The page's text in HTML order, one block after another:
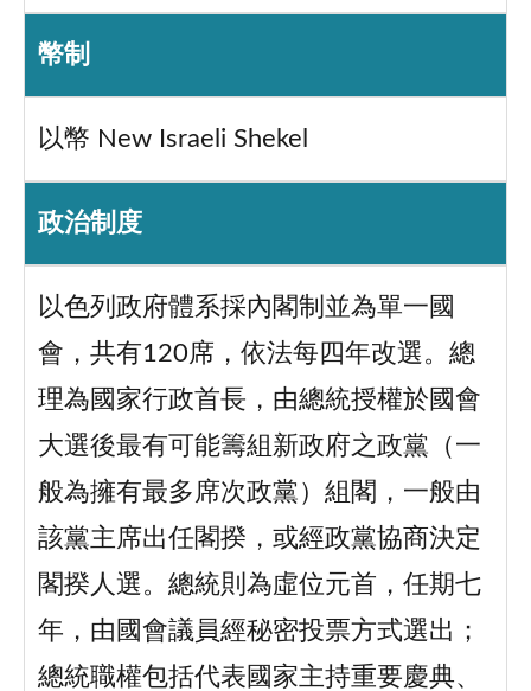
幣制
以幣 New Israeli Shekel
政治制度
以色列政府體系採內閣制並為單一國
會，共有120席，依法每四年改選。總
理為國家行政首長，由總統授權於國會
大選後最有可能籌組新政府之政黨（一
般為擁有最多席次政黨）組閣，一般由
該黨主席出任閣揆，或經政黨協商決定
閣揆人選。總統則為虛位元首，任期七
年，由國會議員經秘密投票方式選出；
總統職權包括代表國家主持重要慶典、